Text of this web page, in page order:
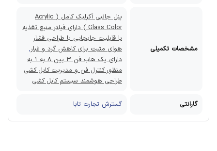
مشخصات تکمیلی
پنل جانبی آکرلیک کامل ( Acrylic
Glass Color ) دارای فیلتر منبع تغذیه
با قابلیت جابجایی با طراحی فشار
هوای مثبت برای کاهش گرد و غبار,
دارای یک هاب فن ۳ پین ۸ به ۱ به
منظور کنترل فن و مدیریت کابل کشی
طراحی هوشمند سیستم کابل کشی
گارانتی گسترش تجارت تابا